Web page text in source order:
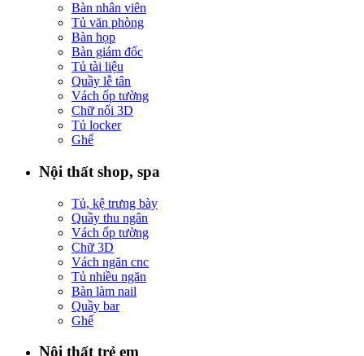
Bàn nhân viên
Tủ văn phòng
Bàn họp
Bàn giám đốc
Tủ tài liệu
Quầy lễ tân
Vách ốp tường
Chữ nổi 3D
Tủ locker
Ghế
Nội thất shop, spa
Tủ, kệ trưng bày
Quầy thu ngân
Vách ốp tường
Chữ 3D
Vách ngăn cnc
Tủ nhiều ngăn
Bàn làm nail
Quầy bar
Ghế
Nội thất trẻ em